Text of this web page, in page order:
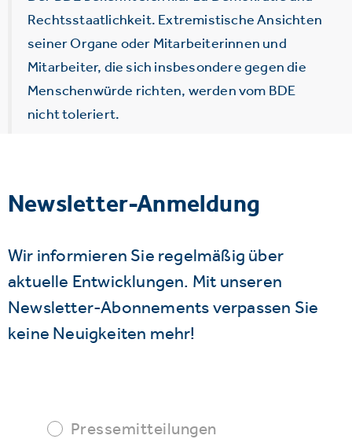
Rechtsstaatlichkeit. Extremistische Ansichten
seiner Organe oder Mitarbeiterinnen und
Mitarbeiter, die sich insbesondere gegen die
Menschenwürde richten, werden vom BDE
nicht toleriert.
Newsletter-Anmeldung
Wir informieren Sie regelmäßig über
aktuelle Entwicklungen. Mit unseren
Newsletter-Abonnements verpassen Sie
keine Neuigkeiten mehr!
Pressemitteilungen